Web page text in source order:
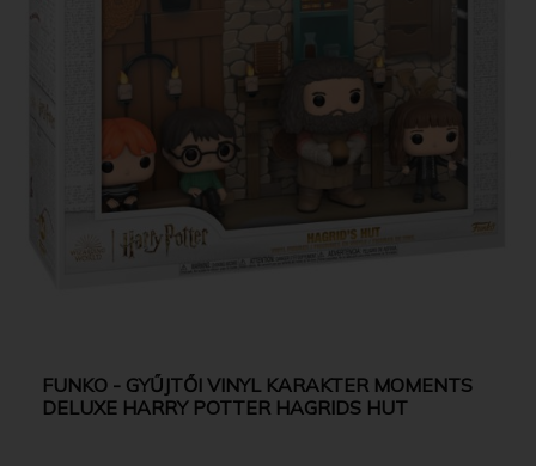
FUNKO - GYŰJTŐI VINYL KARAKTER MOMENTS
DELUXE HARRY POTTER HAGRIDS HUT